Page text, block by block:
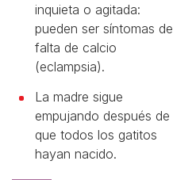
inquieta o agitada:
pueden ser síntomas de
falta de calcio
(eclampsia).
La madre sigue
empujando después de
que todos los gatitos
hayan nacido.